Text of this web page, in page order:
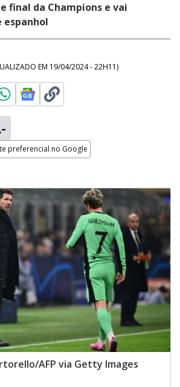
final da Champions e vai
espanhol
EM 19/04/2024 - 22H11)
preferencial no Google
AFP via Getty Images